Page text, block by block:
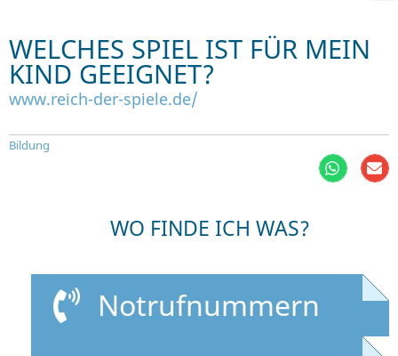
WELCHES SPIEL IST FÜR MEIN
KIND GEEIGNET?
www.reich-der-spiele.de/
Bildung
WO FINDE ICH WAS?
Notrufnummern